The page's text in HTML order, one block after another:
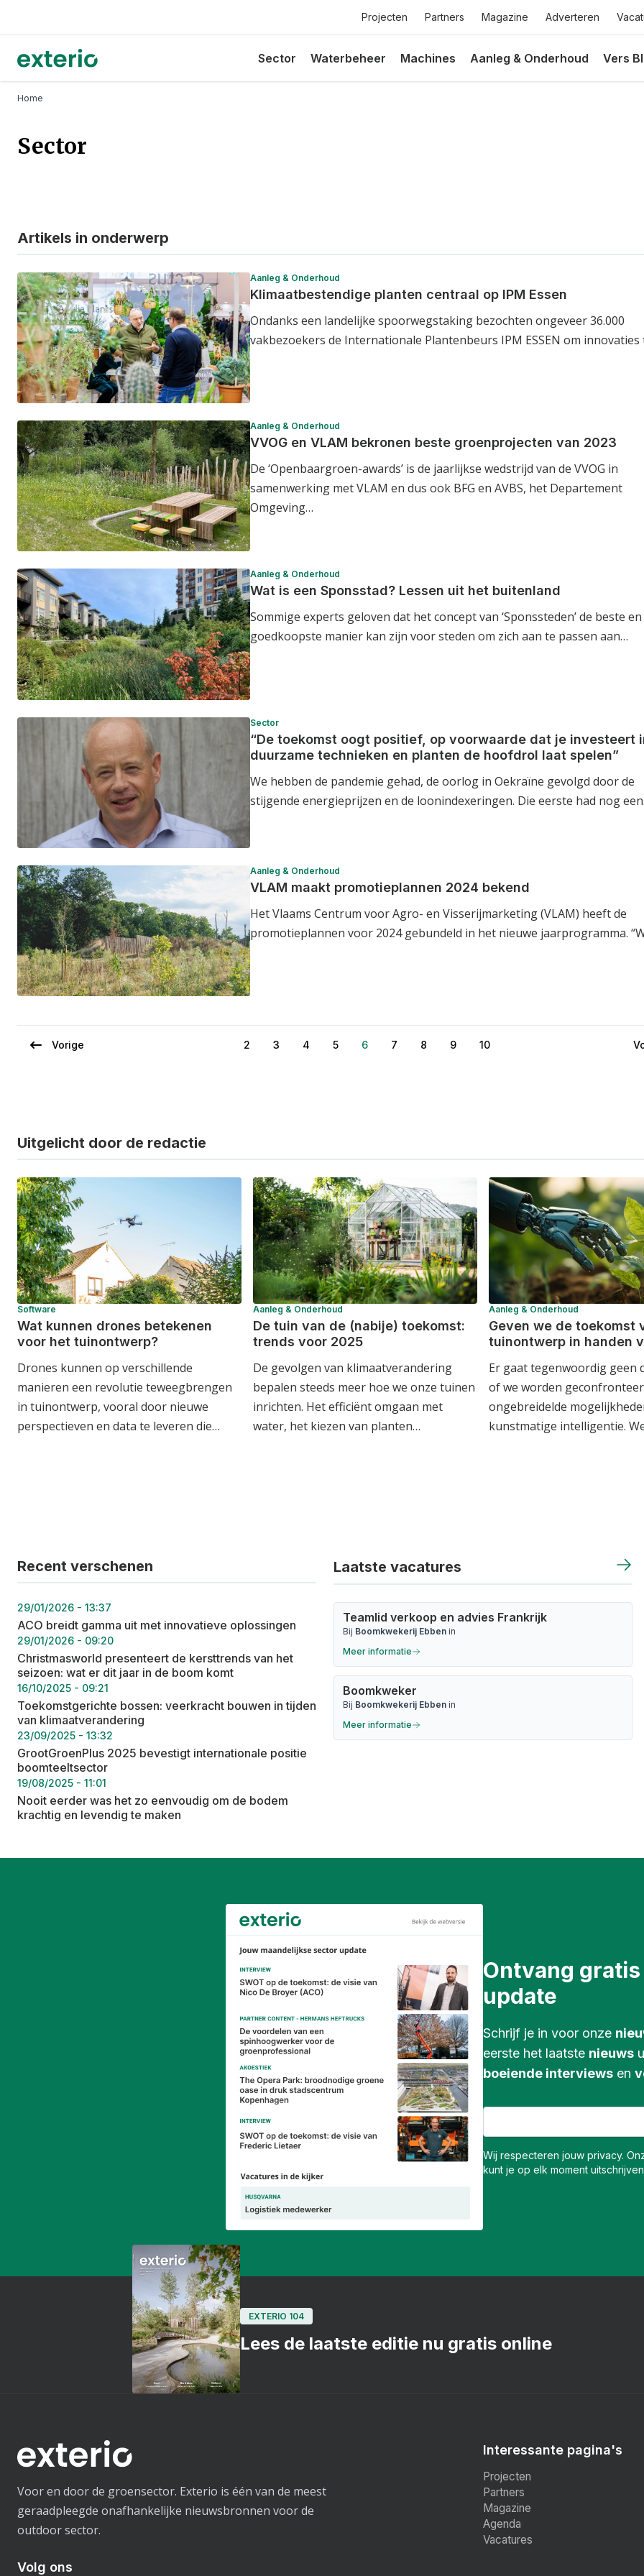
inhoud
gaan
Top
Projecten Partners Magazine Adverteren
Exterio
Sector
Waterbeheer Machines Aanleg & Onderhoud Vers
Kruimelpad
Home
Sector
Artikels in onderwerp
Aanleg & Onderhoud
Klimaatbestendige planten centraal op IPM Essen
Ondanks een landelijke spoorwegstaking bezochten ongeveer 36.000
vakbezoekers de Internationale Plantenbeurs IPM ESSEN om innovaties
Aanleg & Onderhoud
VVOG en VLAM bekronen beste groenprojecten van 2023
De ‘Openbaargroen-awards’ is de jaarlijkse wedstrijd van de VVOG in
samenwerking met VLAM en dus ook BFG en AVBS, het Departement
Omgeving…
Aanleg & Onderhoud
Wat is een Sponsstad? Lessen uit het buitenland
Sommige experts geloven dat het concept van ‘Sponssteden’ de beste en
goedkoopste manier kan zijn voor steden om zich aan te passen aan…
Sector
“De toekomst oogt positief, op voorwaarde dat je investeert
duurzame technieken en planten de hoofdrol laat spelen”
We hebben de pandemie gehad, de oorlog in Oekraïne gevolgd door de
stijgende energieprijzen en de loonindexeringen. Die eerste had nog
Aanleg & Onderhoud
VLAM maakt promotieplannen 2024 bekend
Het Vlaams Centrum voor Agro- en Visserijmarketing (VLAM) heeft de
promotieplannen voor 2024 gebundeld in het nieuwe jaarprogramma.
Paginering
Vorige
Vorige
Page
2
Page
3
Page
4
Page
5
Huidige
6
Page
7
Page
8
Page
9
Page
10
Uitgelicht door de redactie
Software
Wat kunnen drones betekenen
voor het tuinontwerp?
Drones kunnen op verschillende
manieren een revolutie teweegbrengen
in tuinontwerp, vooral door nieuwe
perspectieven en data te leveren die…
Aanleg & Onderhoud
De tuin van de (nabije) toekomst:
trends voor 2025
De gevolgen van klimaatverandering
bepalen steeds meer hoe we onze tuinen
inrichten. Het efficiënt omgaan met
water, het kiezen van planten…
Aanleg & Onderhoud
Geven we de toekomst
tuinontwerp in handen
Er gaat tegenwoordig geen
of we worden
ongebreidelde
kunstmatige intelligentie.
Recent verschenen
29/01/2026 - 13:37
ACO breidt gamma uit met innovatieve oplossingen
29/01/2026 - 09:20
Christmasworld presenteert de kersttrends van het
seizoen: wat er dit jaar in de boom komt
16/10/2025 - 09:21
Toekomstgerichte bossen: veerkracht bouwen in tijden
van klimaatverandering
23/09/2025 - 13:32
GrootGroenPlus 2025 bevestigt internationale positie
boomteeltsector
19/08/2025 - 11:01
Nooit eerder was het zo eenvoudig om de bodem
krachtig en levendig te maken
Laatste vacatures
Teamlid verkoop en advies Frankrijk
Bij Boomkwekerij Ebben in
Meer informatie
Boomkweker
Bij Boomkwekerij Ebben in
Meer informatie
Ontvang
update
Schrijf je in voor onze
eerste het laatste nieuws
boeiende interviews en
Wij respecteren jouw privacy.
kunt je op elk moment
EXTERIO 104
Lees de laatste editie nu gratis online
Voor en door de groensector. Exterio is één van de meest
geraadpleegde onafhankelijke nieuwsbronnen voor de
outdoor sector.
Volg ons
Interessante pagina's
Projecten
Partners
Magazine
Agenda
Vacatures